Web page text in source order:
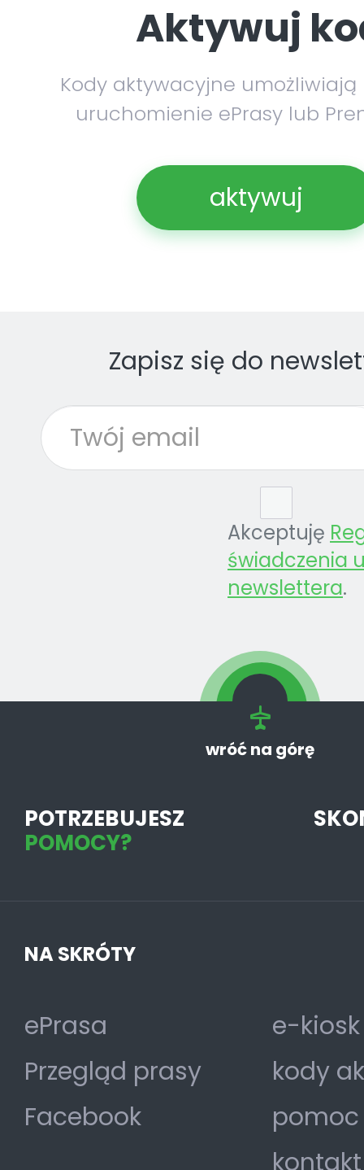
Aktywuj
Kody aktywacyjne umożliwiają
uruchomienie ePrasy lub
aktywuj
Zapisz się do
Akceptuję
świadczenia
newslettera.
wróć na górę
POTRZEBUJESZ
POMOCY?
NA SKRÓTY
ePrasa
Przegląd prasy
Facebook
e-
kody
pomoc
kontakt